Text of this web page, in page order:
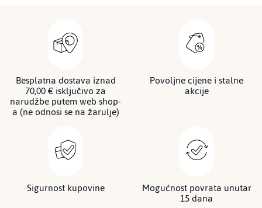
Besplatna dostava iznad
70,00 € isključivo za
narudžbe putem web shop-
a (ne odnosi se na žarulje)
Povoljne cijene i stalne
akcije
Sigurnost kupovine Mogućnost povrata unutar
15 dana